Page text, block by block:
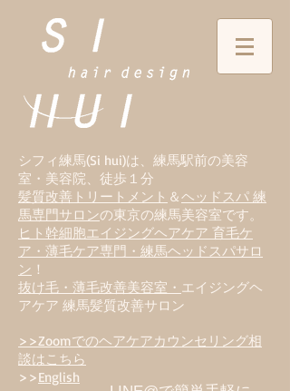
シフィ練馬(Si hui)は、 練馬駅前の美容
室・美容院、徒歩１分
髪質改善トリートメント ＆ヘッドスパ 練
馬専門サロンの東京の練馬美容室です。
ヒト幹細胞エイジングヘアケア 育毛ケ
ア・薄毛ケア専門・練馬ヘッドスパサロ
ン ！
抜け毛・薄毛改善美容室・ エイジングヘ
アケア 練馬髪質改善サロン
>>Zoomでのヘアケアカウンセリング相
談はこちら
>>English